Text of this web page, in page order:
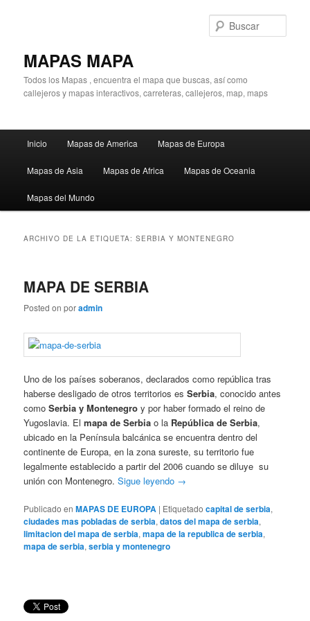
MAPAS MAPA
Todos los Mapas , encuentra el mapa que buscas, así como
callejeros y mapas interactivos, carreteras, callejeros, map, maps
principal
Inicio Mapas de America Mapas de Europa
Mapas de Asia Mapas de Africa Mapas de Oceania
Mapas del Mundo
ARCHIVO DE LA ETIQUETA:SERBIA Y MONTENEGRO
MAPA DE SERBIA
Posted onporadmin
Uno de los países soberanos, declarados como república tras
haberse desligado de otros territorios esSerbia, conocido antes
como Serbia y Montenegro y por haber formado el reino de
Yugoslavia. Elmapa de Serbia o la República de Serbia,
ubicado en la Península balcánica se encuentra dentro del
continente de Europa, en la zona sureste, su territorio fue
legalmente establecido a partir del 2006 cuando se diluye su
unión con Montenegro.Sigue leyendo →
Publicado en MAPAS DE EUROPA | Etiquetado capital de serbia,
ciudades mas pobladas de serbia,datos del mapa de serbia,
limitacion del mapa de serbia,mapa de la republica de serbia,
mapa de serbia,serbia y montenegro